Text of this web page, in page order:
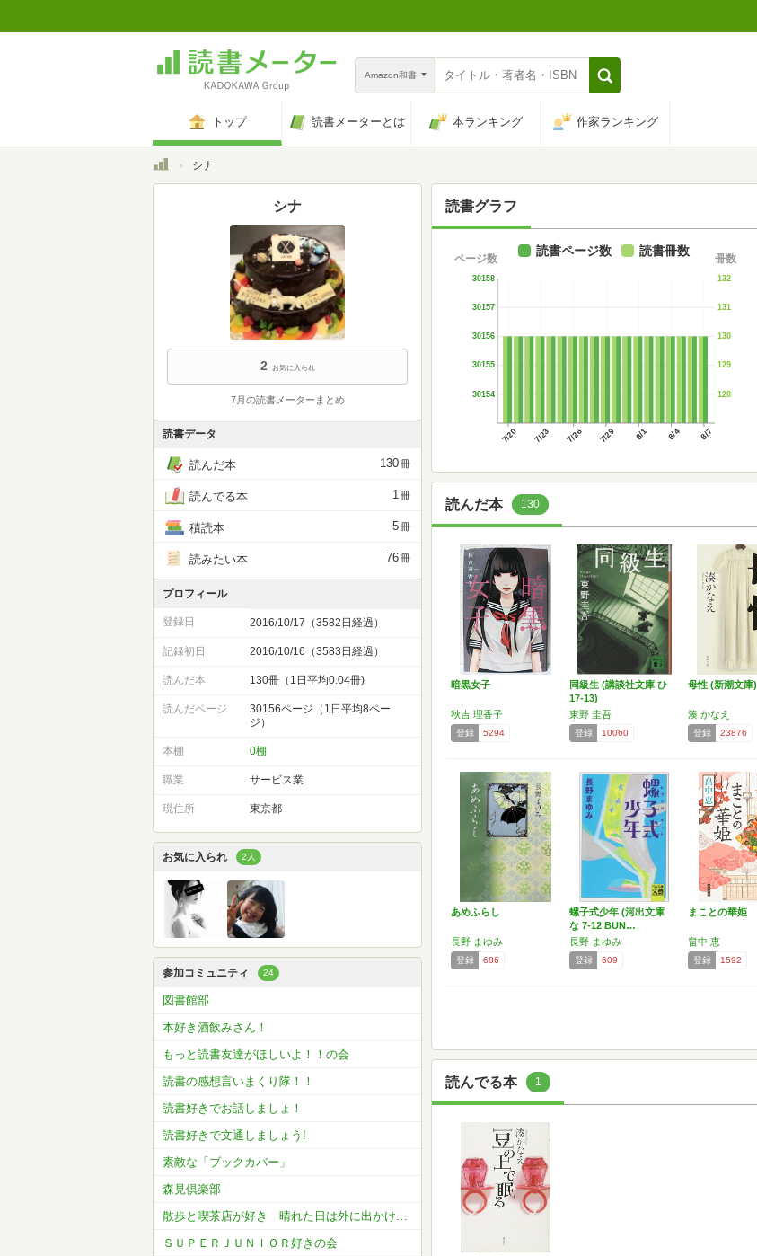
Amazon和書
トップ 読書メーターとは 本ランキング 作家ランキング
トップシナ
読書グラフ
7/20 7/23 7/26 7/29 8/1 8/4 8/7
30154
30155
30156
30157
30158
ページ数
128
129
130
131
132
冊数
読書ページ数 読書冊数
読んだ本 130
暗黒女子
秋吉 理香子
登録 5294
同級生 (講談社文庫 ひ
17-13)
東野 圭吾
登録 10060
母性 (新潮文庫)
湊 かなえ
登録 23876
あめふらし
長野 まゆみ
登録 686
螺子式少年 (河出文庫
な 7-12 BUN…
長野 まゆみ
登録 609
まことの華姫
畠中 恵
登録 1592
読んでる本 1
シナ
2 お気に入られ
7月の読書メーターまとめ
読書データ
読んだ本 130冊
読んでる本 1冊
積読本 5冊
読みたい本 76冊
プロフィール
登録日 2016/10/17（3582日経過）
記録初日 2016/10/16（3583日経過）
読んだ本 130冊（1日平均0.04冊)
読んだページ
30156ページ（1日平均8ペー
ジ）
本棚 0棚
職業 サービス業
現住所 東京都
お気に入られ 2人
参加コミュニティ 24
図書館部
本好き酒飲みさん！
もっと読書友達がほしいよ！！の会
読書の感想言いまくり隊！！
読書好きでお話しましょ！
読書好きで文通しましょう!
素敵な「ブックカバー」
森見倶楽部
散歩と喫茶店が好き 晴れた日は外に出かけよう
ＳＵＰＥＲＪＵＮＩＯＲ好きの会